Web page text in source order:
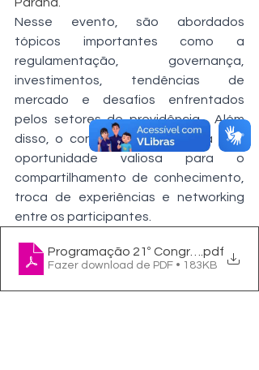
Nesse evento, são abordados
tópicos importantes como a
regulamentação, governança,
investimentos, tendências de
mercado e desafios enfrentados
pelos setores de previdência . Além
disso, o congresso proporciona uma
oportunidade valiosa para o
compartilhamento de conhecimento,
troca de experiências e networking
entre os participantes.
Programação 21º Congresso
.pdf
Fazer download de PDF • 183KB